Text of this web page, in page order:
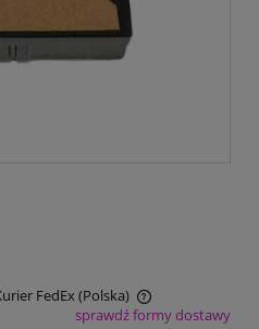
FedEx(Polska)
kosztów płatności
sprawdź formy dostawy